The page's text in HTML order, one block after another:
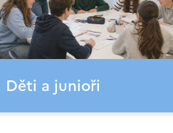
Děti a junioři